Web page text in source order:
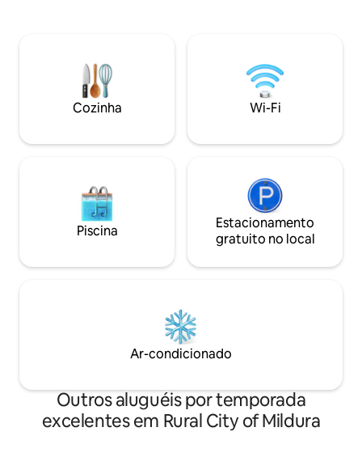
espaço amplo e é um ponto de partida
tranquilo para explorar a natureza, além
de ficar convenientemente perto da
cidade — seu lar longe de casa.
de lavar roupa,
cafeteira e
Caminhada fácil
turismo, piscina,
Cozinha Wi-Fi
Piscina
Estacionamento
gratuito no local
Ar-condicionado
Outros aluguéis por temporada
excelentes em Rural City of Mildura